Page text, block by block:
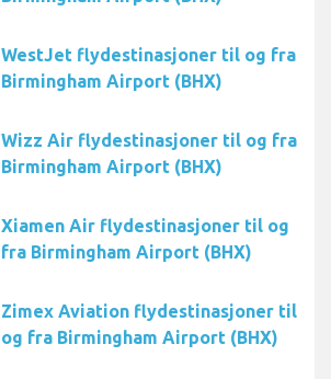
WestJet flydestinasjoner til og fra
Birmingham Airport (BHX)
Wizz Air flydestinasjoner til og fra
Birmingham Airport (BHX)
Xiamen Air flydestinasjoner til og
fra Birmingham Airport (BHX)
Zimex Aviation flydestinasjoner til
og fra Birmingham Airport (BHX)